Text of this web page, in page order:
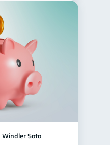
Windler Soto